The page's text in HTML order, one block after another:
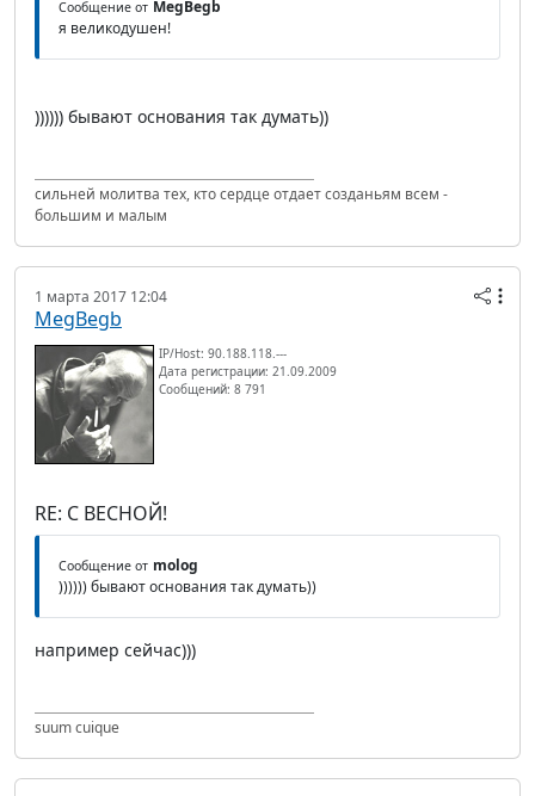
Сообщение от MegBegb
я великодушен!
)))))) бывают основания так думать))
сильней молитва тех, кто сердце отдает созданьям всем -
большим и малым
1 марта 2017 12:04
MegBegb
IP/Host: 90.188.118.---
Дата регистрации: 21.09.2009
Сообщений: 8 791
RE: С ВЕСНОЙ!
Сообщение от molog
)))))) бывают основания так думать))
например сейчас)))
suum cuique